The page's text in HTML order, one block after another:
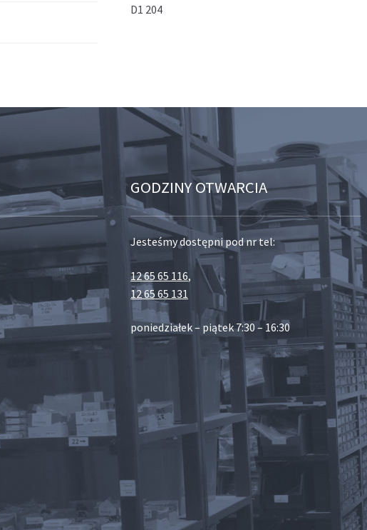
D1 204
GODZINY OTWARCIA
Jesteśmy dostępni pod nr tel:
12 65 65 116,
12 65 65 131
poniedziałek – piątek 7:30 – 16:30